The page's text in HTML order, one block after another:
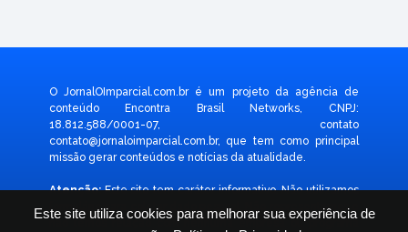
Este site utiliza cookies para melhorar sua experiência de
O JornalOImparcial.com.br é um projeto da agência de
conteúdo Encontra Brasil Networks, CNPJ:
18.812.588/0001-07, contato
contato@jornaloimparcial.com.br, que tem como principal
missão gerar conteúdos e notícias da atualidade.
Atenção:Este site tem caráter informativo. Não utilizamos
formulário para coletar dado pessoal. Não representamos e
não temos relação com nenhuma empresa ou programa